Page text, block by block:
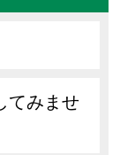
てみませ